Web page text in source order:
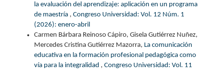
la evaluación del aprendizaje: aplicación en un programa
de maestría , Congreso Universidad: Vol. 12 Núm. 1
(2026): enero-abril
Carmen Bárbara Reinoso Cápiro, Gisela Gutiérrez Nuñez,
Mercedes Cristina Gutiérrez Mazorra, La comunicación
educativa en la formación profesional pedagógica como
vía para la integralidad , Congreso Universidad: Vol. 11